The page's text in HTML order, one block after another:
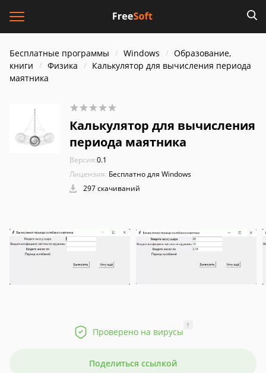
Бесплатные программы Windows
Образование,
книги
Физика
Калькулятор для вычисления периода
маятника
Калькулятор для вычисления
периода маятника
Версия:0.1
Лицензия: Бесплатно для Windows
297 скачиваний
Проверено на вирусы
?
Поделиться ссылкой